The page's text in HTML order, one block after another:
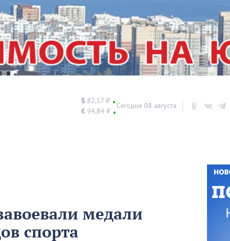
$ 82,17 ₽ ▲
€ 94,84 ₽ ▲
Сегодня 08 августа
медали
спорта